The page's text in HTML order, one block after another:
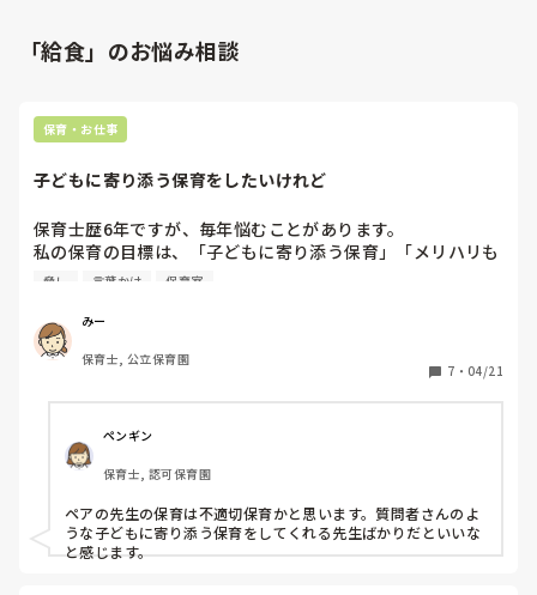
「給食」のお悩み相談
保育・お仕事
子どもに寄り添う保育をしたいけれど
保育士歴6年ですが、毎年悩むことがあります。
私の保育の目標は、「子どもに寄り添う保育」「メリハリも
大切に」です。
どもの甘えをどこまで受け止めるべきか悩みます。今のクラ
スでは、在園児は試し行動が見られ、新入園児は私の対応で
は座ったり、自分で食べる姿が見られないことが多いです。
に来ると「ないてない」と泣き止み、泣かずに過ごします。
そのため、ペアの先生は「〇〇ぐみの先生くるよ」「赤ちゃ
んぐみいく？！」と脅し文句のようなことばかりその子に言
います。また、ペアの先生が給食でそばにいると自分で食べ
ようとしますが、私がそばに行くと「がんばってる(私が以
前、〇〇くんがんばってるねと声かけたから)」「ママ」と
泣き、「泣いてる？」と聞くと「ないてない」と言うけど自
脅し 言葉かけ 保育室
みー
保育士, 公立保育園
7 ・ 04/21
ペンギン
保育士, 認可保育園
ペアの先生の保育は不適切保育かと思います。質問者さんのよ
うな子どもに寄り添う保育をしてくれる先生ばかりだといいな
と感じます。